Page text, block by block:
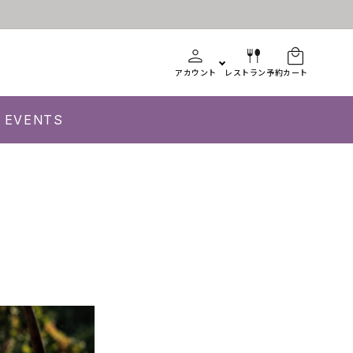
アカウント レストラン予約カート
EVENTS